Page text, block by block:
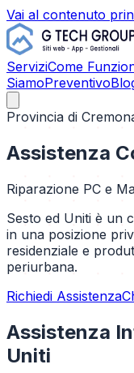
Vai al contenuto
ServiziCome
SiamoPreventivo
Provincia di
Assistenza
Riparazione PC e
Sesto ed Uniti è un
in una posizione
residenziale e
periurbana.
Richiedi Assistenza
Assistenza
Uniti